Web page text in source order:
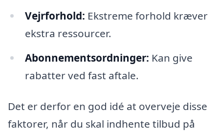
Vejrforhold: Ekstreme forhold kræver
ekstra ressourcer.
Abonnementsordninger: Kan give
rabatter ved fast aftale.
Det er derfor en god idé at overveje disse
faktorer, når du skal indhente tilbud på